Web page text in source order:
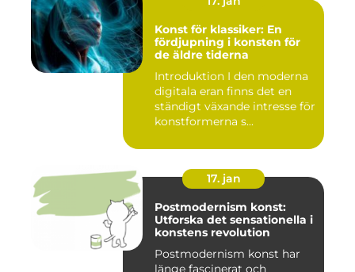
Konst för klassiker: En
fördjupning i konsten för
de äldre tiderna
Introduktion I den moderna
digitala eran finns det en
ständigt växande intresse för
konstformerna s...
17. jan
Postmodernism konst:
Utforska det sensationella i
konstens revolution
Postmodernism konst har
länge fascinerat och